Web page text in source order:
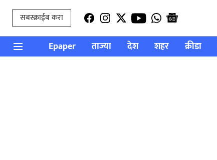
सबस्क्राईब करा
Epaper ताज्या देश शहर क्रीडा